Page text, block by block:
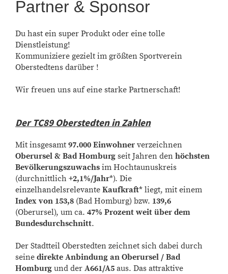
Partner & Sponsor
Du hast ein super Produkt oder eine tolle
Dienstleistung!
Kommuniziere gezielt im größten Sportverein
Oberstedtens darüber !
Wir freuen uns auf eine starke Partnerschaft!
Der TC89 Oberstedten in Zahlen
Mit insgesamt 97.000 Einwohner verzeichnen
Oberursel & Bad Homburg seit Jahren den höchsten
Bevölkerungszuwachs im Hochtaunuskreis
(durchnittlich +2,1%/Jahr*). Die
einzelhandelsrelevante Kaufkraft* liegt, mit einem
Index von 153,8 (Bad Homburg) bzw. 139,6
(Oberursel), um ca. 47% Prozent weit über dem
Bundesdurchschnitt.
Der Stadtteil Oberstedten zeichnet sich dabei durch
seine direkte Anbindung an Oberursel / Bad
Homburg und der A661/A5 aus. Das attraktive